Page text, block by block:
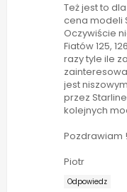
Też jest to
cena modeli
Oczywiście
Fiatów 125,
razy tyle ile
jest
przez
kolejnych
Pozdrawiam !
Piotr
Odpowiedz